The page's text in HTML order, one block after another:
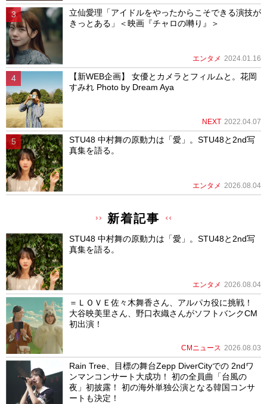
立仙愛理「アイドルをやったからこそできる演技が
きっとある」＜映画『チャロの囀り』＞
エンタメ 2024.01.16
【新WEB企画】 女優とカメラとフィルムと。花岡
すみれ Photo by Dream Aya
NEXT 2022.04.07
STU48 中村舞の原動力は「愛」。STU48と2nd写
真集を語る。
エンタメ 2026.08.04
新着記事
STU48 中村舞の原動力は「愛」。STU48と2nd写
真集を語る。
エンタメ 2026.08.04
＝ＬＯＶＥ佐々木舞香さん、アルパカ役に挑戦！
大谷映美里さん、野口衣織さんがソフトバンクCM
初出演！
CMニュース 2026.08.03
Rain Tree、目標の舞台Zepp DiverCityでの 2ndワ
ンマンコンサート大成功！ 初の全員曲「台風の
夜」初披露！ 初の海外単独公演となる韓国コンサ
ートも決定！